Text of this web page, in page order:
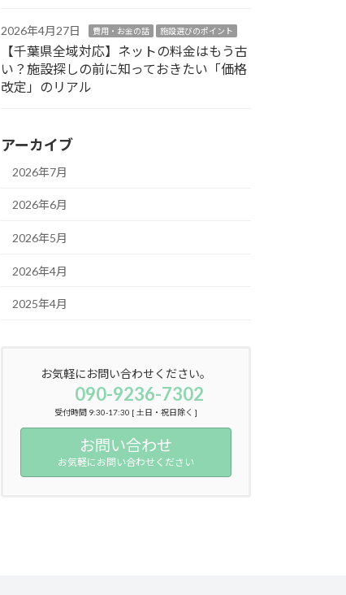
2026年4月27日 費用・お金の話 施設選びのポイント
【千葉県全域対応】ネットの料金はもう古
い？施設探しの前に知っておきたい「価格
改定」のリアル
アーカイブ
2026年7月
2026年6月
2026年5月
2026年4月
2025年4月
お気軽にお問い合わせください。
090-9236-7302
受付時間 9:30-17:30 [ 土日・祝日除く ]
お問い合わせ
お気軽にお問い合わせください